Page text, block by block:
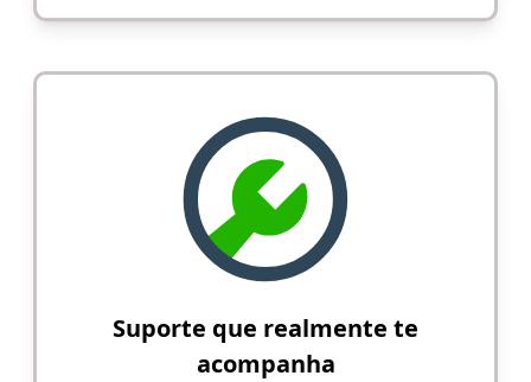
Suporte que realmente te
acompanha